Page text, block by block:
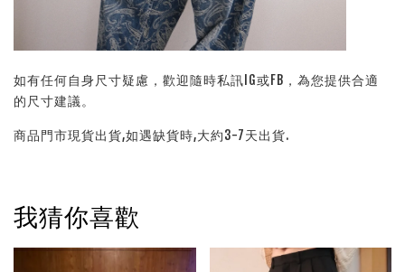
如有任何自身尺寸疑慮，歡迎隨時私訊IG或FB，為您提供合適
的尺寸建議。
商品門市現貨出貨,如遇缺貨時,大約3-7天出貨.
我猜你喜歡